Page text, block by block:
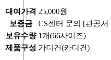
대여가격 25,000원
보증금
CS센터 문의 [관공
보유수량 1개(66사이즈)
제품구성 가디건(카디건)